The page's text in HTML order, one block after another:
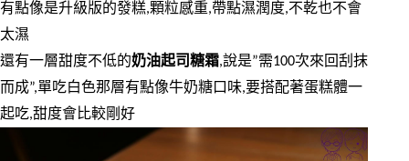
有點像是升級版的發糕,顆粒感重,帶點濕潤度,不乾也不會
太濕
還有一層甜度不低的奶油起司糖霜,說是”需100次來回刮抹
而成”,單吃白色那層有點像牛奶糖口味,要搭配著蛋糕體一
起吃,甜度會比較剛好